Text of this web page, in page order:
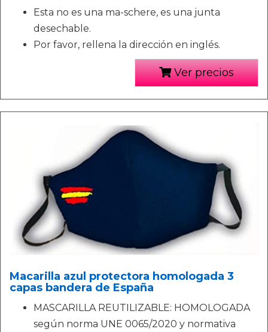
Esta no es una ma-schere, es una junta
desechable.
Por favor, rellena la dirección en inglés.
Ver precios
Macarilla azul protectora homologada 3
capas bandera de España
MASCARILLA REUTILIZABLE: HOMOLOGADA
según norma UNE 0065/2020 y normativa